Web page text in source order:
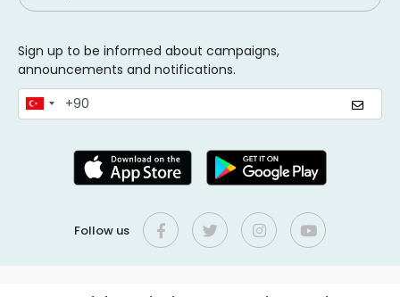
Sign up to be informed about campaigns,
announcements and notifications.
Follow us